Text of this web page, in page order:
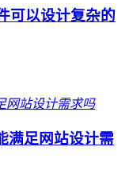
可以设计复杂的
满足网站设计需